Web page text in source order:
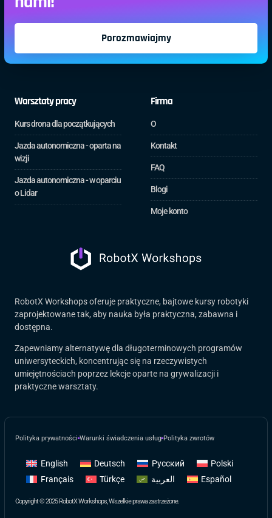
Porozmawiajmy
Warsztaty pracy
Kurs drona dla początkujących
Jazda autonomiczna - oparta na
wizji
Jazda autonomiczna - w oparciu
o Lidar
Firma
O
Kontakt
FAQ
Blogi
Moje konto
RobotX Workshops oferuje praktyczne, bajtowe kursy robotyki
zaprojektowane tak, aby nauka była praktyczna, zabawna i
dostępna.
Zapewniamy alternatywę dla długoterminowych programów
uniwersyteckich, koncentrując się na rzeczywistych
umiejętnościach poprzez lekcje oparte na grywalizacji i
praktyczne warsztaty.
Polityka prywatności Warunki świadczenia usług Polityka zwrotów
English Deutsch Русский
Polski
Français
Türkçe العربية Español
Copyright © 2025 RobotX Workshops, Wszelkie prawa zastrzeżone.